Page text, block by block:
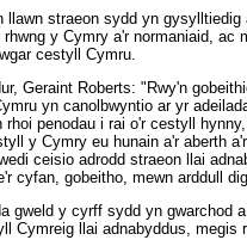
llawn straeon sydd yn
rhwng y Cymry a'r normaniaid, ac
cestyll Cymru.
Geraint Roberts: "Rwy'n
yn canolbwyntio ar yr
rhoi penodau i rai o'r cestyll
y Cymry eu hunain a'r aberth
ceisio adrodd straeon llai
cyfan, gobeitho, mewn arddull
gweld y cyrff sydd yn gwarchod
Cymreig llai adnabyddus, megis